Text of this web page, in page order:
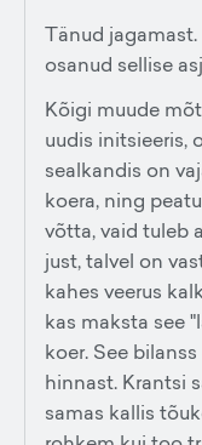
Tänud jagamast.
osanud sellise
Kõigi muude
uudis initsieeris,
sealkandis on
koera, ning
võtta, vaid tuleb
just, talvel on
kahes veerus
kas maksta see
koer. See
hinnast. Krantsi
samas kallis